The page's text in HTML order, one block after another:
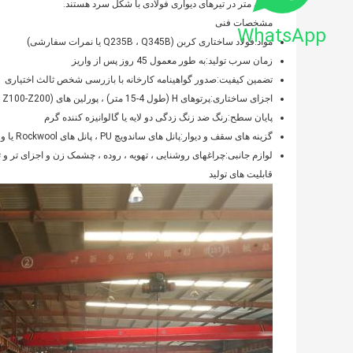
میلی متر در تیرهای دیواری فولادی با شکل سرد هستند.
مشخصات فنی
مواد:فولاد ساختاری کربن (Q235B ، Q345B یا نمرات سفارشی)
زمان سرب تولید:به طور معمول 45 روز پس از واریز
تضمین کیفیت:صدور گواهینامه کارخانه با بازرسی شخص ثالث اختیاری
اجزای ساختاری:پرتوهای H (طول 4-15 متر) ، پورلین های C/Z (C120-C320 ، Z100-Z200)
پایان سطح:رنگ ضد زنگ زدگی دو لایه یا گالوانیزه کننده گرم
گزینه های سقف و دیوار:پانل های ساندویچ PU ، پانل های Rockwool یا ورق های فولادی راه راه
لوازم جانبی:چراغهای روشنایی ، تهویه ، روده ، چشمک زن و اجزای تر و
قابلیت های تولید
WhatsApp